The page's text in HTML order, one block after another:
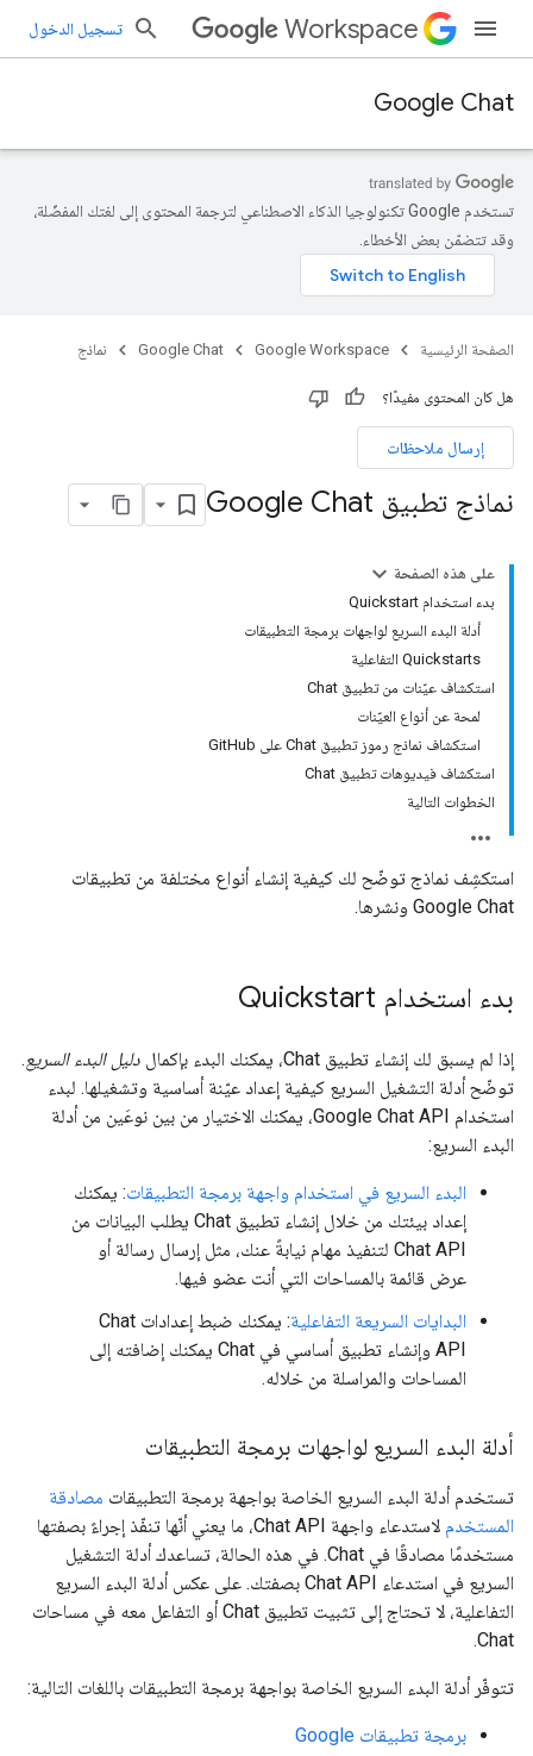
Workspace تسجيل الدخول
Google Chat
تستخدم Google تكنولوجيا الذكاء الاصطناعي لترجمة المحتوى إلى لغتك المفضّلة،
وقد تتضمّن بعض الأخطاء.
الصفحة الرئيسية Google Workspace
Google Chat نماذج
هل كان المحتوى مفيدًا؟
إرسال ملاحظات
نماذج تطبيق Google Chat
على هذه الصفحة
بدء استخدام Quickstart
أدلة البدء السريع لواجهات برمجة التطبيقات
Quickstarts التفاعلية
استكشاف عيّنات من تطبيق Chat
لمحة عن أنواع العيّنات
استكشاف نماذج رموز تطبيق Chat على GitHub
استكشاف فيديوهات تطبيق Chat
الخطوات التالية
استكشِف نماذج توضّح لك كيفية إنشاء أنواع مختلفة من تطبيقات
Google Chat ونشرها.
بدء استخدام Quickstart
إذا لم يسبق لك إنشاء تطبيق Chat، يمكنك البدء بإكمال دليل البدء السريع.
توضّح أدلة التشغيل السريع كيفية إعداد عيّنة أساسية وتشغيلها. لبدء
استخدام Google Chat API، يمكنك الاختيار من بين نوعَين من أدلة
البدء السريع:
البدء السريع في استخدام واجهة برمجة التطبيقات: يمكنك
إعداد بيئتك من خلال إنشاء تطبيق Chat يطلب البيانات من
Chat API لتنفيذ مهام نيابةً عنك، مثل إرسال رسالة أو
عرض قائمة بالمساحات التي أنت عضو فيها.
البدايات السريعة التفاعلية
: يمكنك ضبط إعدادات Chat
API وإنشاء تطبيق أساسي في Chat يمكنك إضافته إلى
المساحات والمراسلة من خلاله.
أدلة البدء السريع لواجهات برمجة التطبيقات
تستخدم أدلة البدء السريع الخاصة بواجهة برمجة التطبيقات مصادقة
المستخدم
لاستدعاء واجهة Chat API، ما يعني أنّها تنفّذ إجراءً بصفتها
مستخدمًا مصادقًا في Chat. في هذه الحالة، تساعدك أدلة التشغيل
السريع في استدعاء Chat API بصفتك. على عكس أدلة البدء السريع
التفاعلية، لا تحتاج إلى تثبيت تطبيق Chat أو التفاعل معه في مساحات
Chat.
تتوفّر أدلة البدء السريع الخاصة بواجهة برمجة التطبيقات باللغات التالية:
برمجة تطبيقات Google